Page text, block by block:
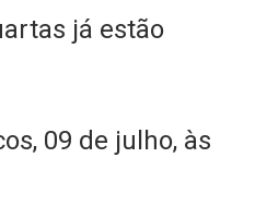
já estão
09 de julho, às